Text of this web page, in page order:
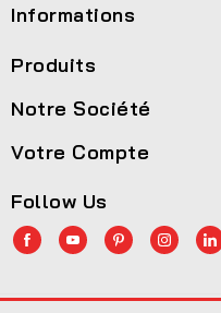
Informations
Produits
Notre Société
Votre Compte
Follow Us